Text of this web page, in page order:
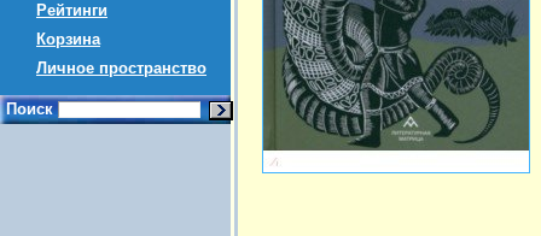
Рейтинги
Корзина
Личное пространство
Поиск